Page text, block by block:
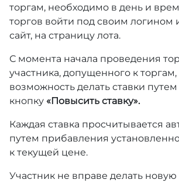
торгам, необходимо в день и
торгов войти под своим логином
сайт, на страницу лота.
С момента начала проведения
участника, допущенного к торгам,
возможность делать ставки
кнопку «Повысить ставку».
Каждая ставка просчитывается
путем прибавления
к текущей цене.
Участник не вправе делать новую